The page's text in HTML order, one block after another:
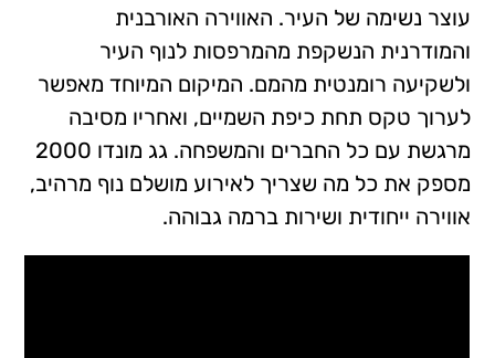
עוצר נשימה של העיר. האווירה האורבנית
והמודרנית הנשקפת מהמרפסות לנוף העיר
ולשקיעה רומנטית מהמם. המיקום המיוחד מאפשר
לערוך טקס תחת כיפת השמיים, ואחריו מסיבה
מרגשת עם כל החברים והמשפחה. גג מונדו 2000
מספק את כל מה שצריך לאירוע מושלם נוף מרהיב,
אווירה ייחודית ושירות ברמה גבוהה.